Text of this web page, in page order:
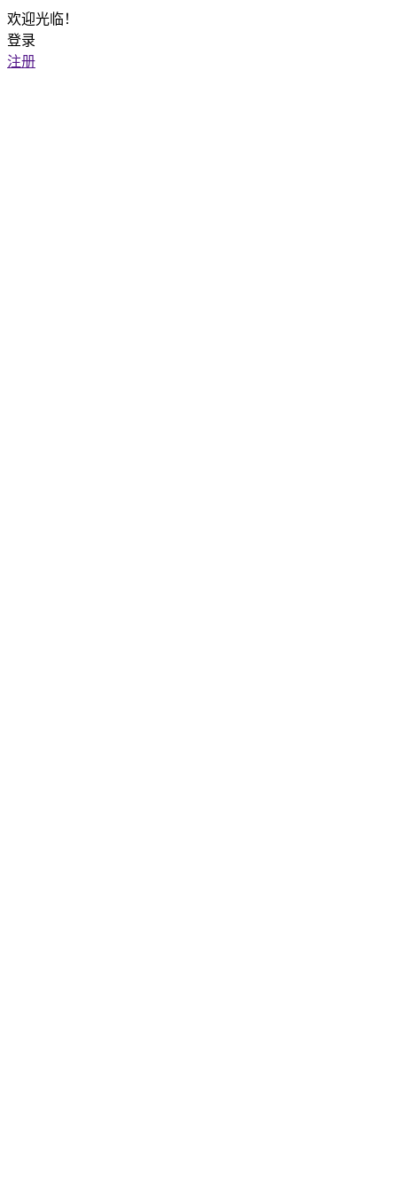
欢迎光临！
登录
注册